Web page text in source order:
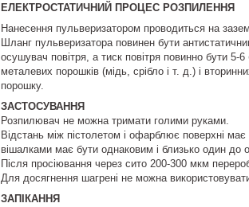
ЕЛЕКТРОСТАТИЧНИЙ ПРОЦЕС РОЗПИЛЕННЯ
Нанесення пульверизатором проводиться на
Шланг пульверизатора повинен бути
осушувач повітря, а тиск повітря повинно бути
металевих порошків (мідь, срібло і т. д.) і
порошку.
ЗАСТОСУВАННЯ
Розпилювач не можна тримати голими руками.
Відстань між пістолетом і офарблює поверхні
вішалками має бути однаковим і близько один до
Після просіювання через сито 200-300 мкм
Для досягнення шагрені не можна
ЗАПІКАННЯ